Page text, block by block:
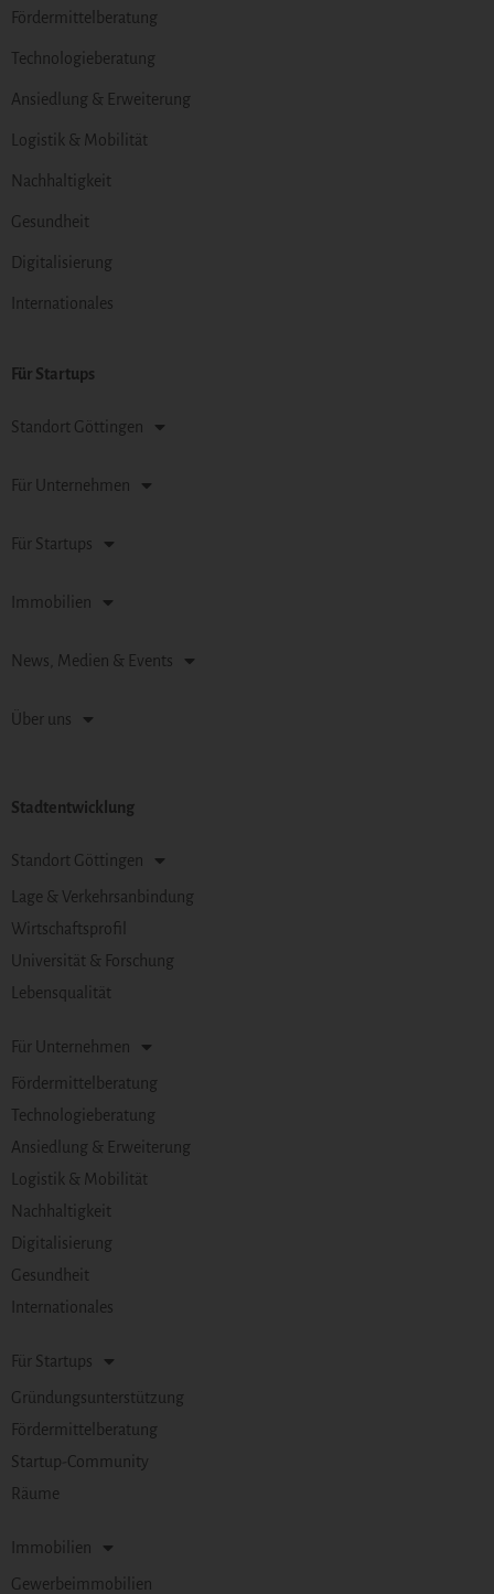
Fördermittelberatung
Technologieberatung
Ansiedlung & Erweiterung
Logistik & Mobilität
Nachhaltigkeit
Gesundheit
Digitalisierung
Internationales
Für Startups
Standort Göttingen
Für Unternehmen
Für Startups
Immobilien
News, Medien & Events
Über uns
Stadtentwicklung
Standort Göttingen
Lage & Verkehrsanbindung
Wirtschaftsprofil
Universität & Forschung
Lebensqualität
Für Unternehmen
Fördermittelberatung
Technologieberatung
Ansiedlung & Erweiterung
Logistik & Mobilität
Nachhaltigkeit
Digitalisierung
Gesundheit
Internationales
Für Startups
Gründungsunterstützung
Fördermittelberatung
Startup-Community
Räume
Immobilien
Gewerbeimmobilien